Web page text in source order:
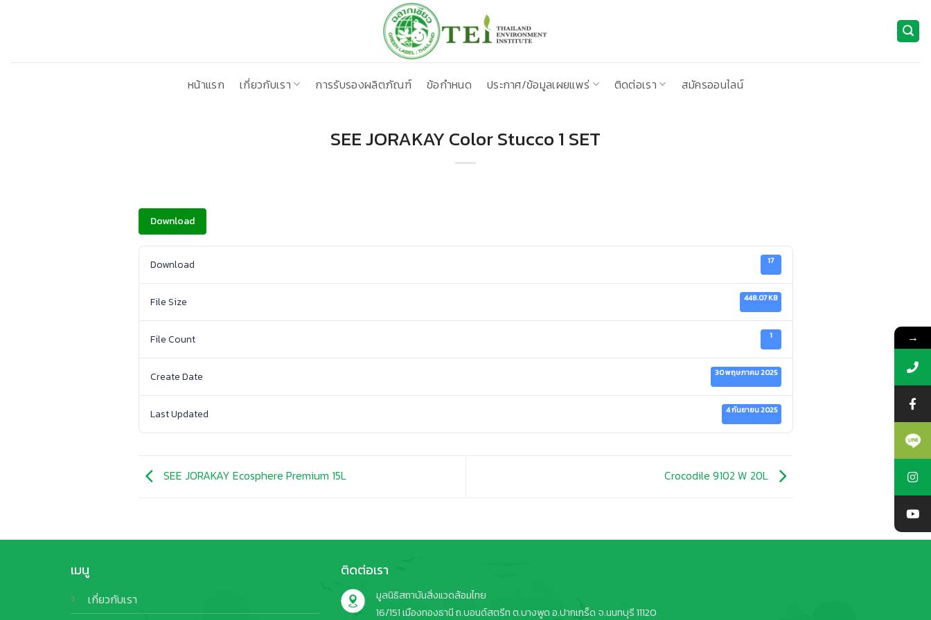
หน้าแรก
เกี่ยวกับเรา การรับรองผลิตภัณฑ์ ข้อกำหนด ประกาศ/ข้อมูลเผยแพร่ ติดต่อเรา สมัครออนไลน์
SEE JORAKAY Color Stucco 1 SET
Download
Download 17
File Size 448.07 KB
File Count 1
Create Date 30 พฤษภาคม 2025
Last Updated 4 กันยายน 2025
SEE JORAKAY Ecosphere Premium 15L Crocodile 9102 W 20L
เมนู
เกี่ยวกับเรา
ติดต่อเรา
มูลนิธิสถาบันสิ่งแวดล้อมไทย
16/151 เมืองทองธานี ถ.บอนด์สตรีท ต.บางพูด อ.ปากเกร็ด จ.นนทบุรี 11120
→